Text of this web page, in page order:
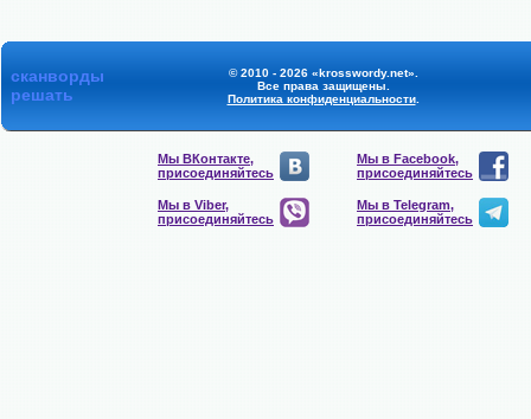
сканворды
решать
© 2010 - 2026 «krosswordy.net».
Все права защищены.
Политика конфиденциальности.
Мы ВКонтакте,
присоединяйтесь
Мы в Facebook,
присоединяйтесь
Мы в Viber,
присоединяйтесь
Мы в Telegram,
присоединяйтесь